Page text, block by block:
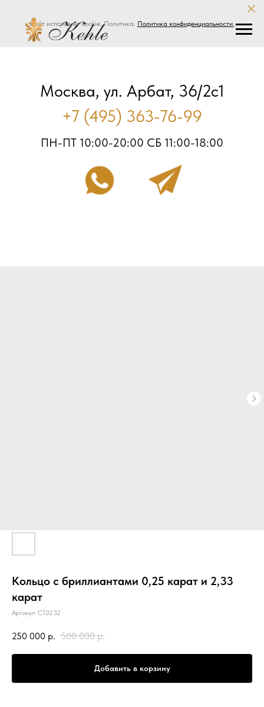
Сайт использует cookie. Политика. Политика конфиденциальности.
+7 (495) 363-76-99
ПН-ПТ 10:00-20:00 СБ 11:00-18:00
Кольцо с бриллиантами 0,25 карат и 2,33
карат
Артикул: С10232
250 000 р. 500 000 р.
Добавить в корзину